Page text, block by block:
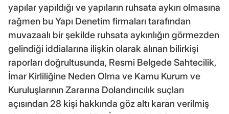
yapılar yapıldığı ve yapıların ruhsata aykırı olmasına
rağmen bu Yapı Denetim firmaları tarafından
muvazaalı bir şekilde ruhsata aykırılığın görmezden
gelindiği iddialarına ilişkin olarak alınan bilirkişi
raporları doğrultusunda, Resmi Belgede Sahtecilik,
İmar Kirliliğine Neden Olma ve Kamu Kurum ve
Kuruluşlarının Zararına Dolandırıcılık suçları
açısından 28 kişi hakkında göz altı kararı verilmiş